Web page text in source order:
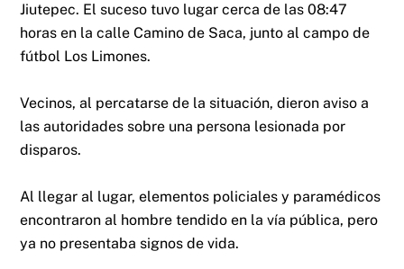
Jiutepec. El suceso tuvo lugar cerca de las 08:47
horas en la calle Camino de Saca, junto al campo de
fútbol Los Limones.
Vecinos, al percatarse de la situación, dieron aviso a
las autoridades sobre una persona lesionada por
disparos.
Al llegar al lugar, elementos policiales y paramédicos
encontraron al hombre tendido en la vía pública, pero
ya no presentaba signos de vida.